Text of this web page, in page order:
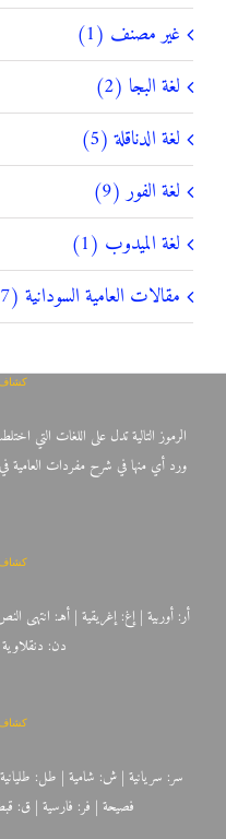
غير مصنف (1)
لغة البجا (2)
لغة الدناقلة (5)
لغة الفور (9)
لغة الميدوب (1)
مقالات العامية السودانية (57)
كشاف
الرموز التالية تدل على اللغات التي
ورد أي منها في شرح مفردات العامية
كشاف
أر: أوربية | إغ: إغريقية | أهـ: انتهى
دن:
كشاف
سر: سريانية | ش: شامية | طل:
فصيحة | فر: فارسية | ق: